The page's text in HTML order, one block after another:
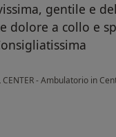
gentile e
dolore a collo e
CENTER - Ambulatorio in
Raffaella